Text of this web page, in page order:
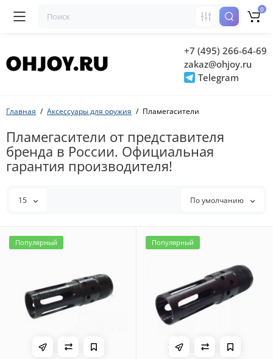
+7 (495) 266-64-69
zakaz@ohjoy.ru
Telegram
0
Главная Аксессуары для оружия Пламегасители
Пламегасители от представителя
бренда в России. Официальная
гарантия производителя!
15 По умолчанию
Популярный Популярный